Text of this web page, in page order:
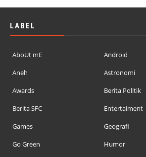
LABEL
AboUt mE
Android
Aneh
Astronomi
Awards
Berita Politik
Berita SFC
Entertaiment
Games
Geografi
Go Green
Humor